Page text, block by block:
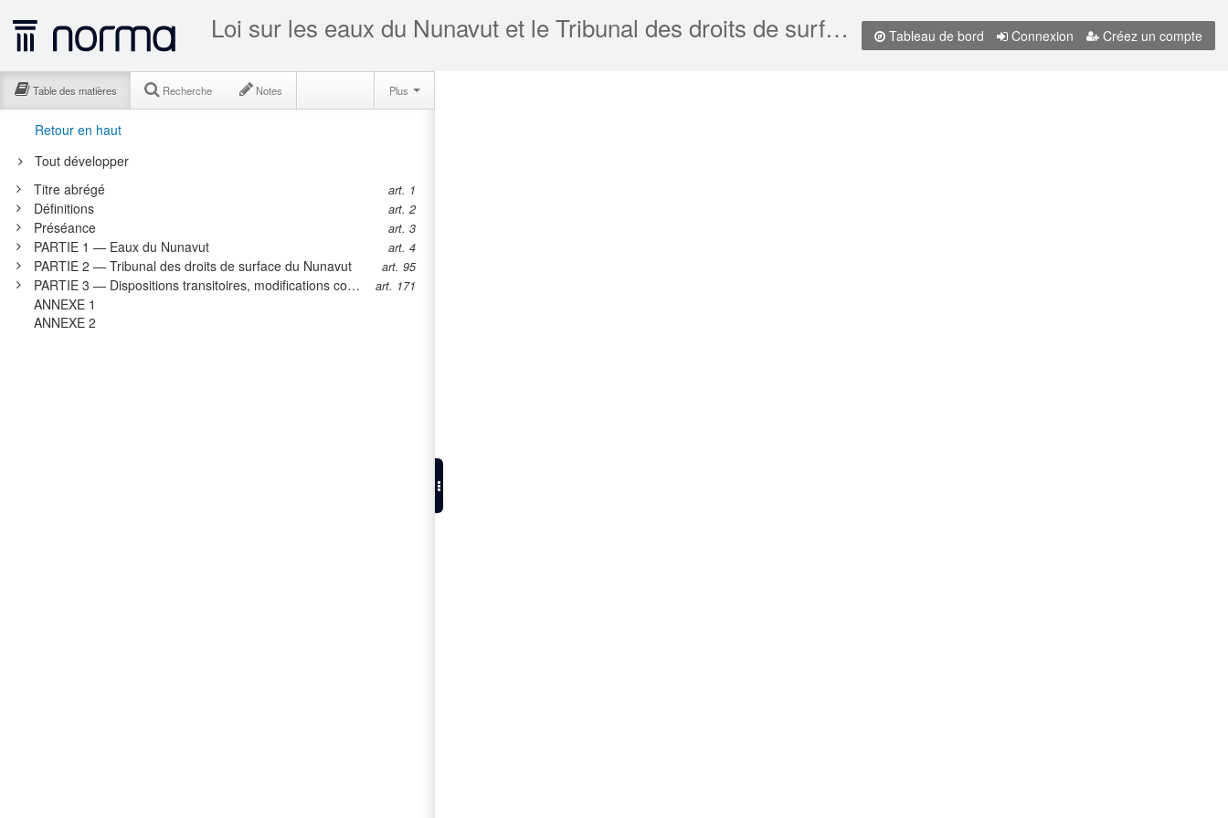
Tableau de bord Connexion Créez un compte
Loi sur les eaux du Nunavut et le Tribunal des droits de surface du Nunavut, LC 2002, c 10
Table des matières Recherche Notes Plus
Retour en haut
Tout développer
Titre abrégé
art. 1
Définitions art. 2
Préséance art. 3
PARTIE 1 — Eaux du Nunavut art. 4
PARTIE 2 — Tribunal des droits de surface du Nunavut art. 95
PARTIE 3 — Dispositions transitoires, modifications corrélatives, dispositions de coordination et entrée en vigueur art. 171
ANNEXE 1
ANNEXE 2